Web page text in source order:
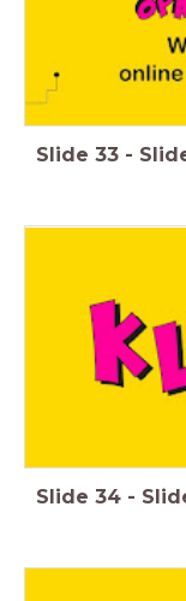
Slide 33 -
Slide 34 -